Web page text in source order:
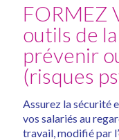
FORMEZ
outils de
prévenir
(risques
Assurez la sécurité
vos salariés au
travail, modifié par